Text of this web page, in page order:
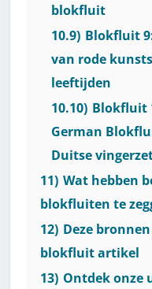
blokfluit
10.9) Blokfluit
van rode
leeftijden
10.10) Blokfluit
German
Duitse
11) Wat hebben
blokfluiten te
12) Deze
blokfluit artikel
13) Ontdek onze